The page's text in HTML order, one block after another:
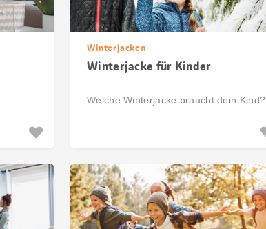
Winterjacken
Winterjacke für Kinder
Welche Winterjacke braucht dein Kind?